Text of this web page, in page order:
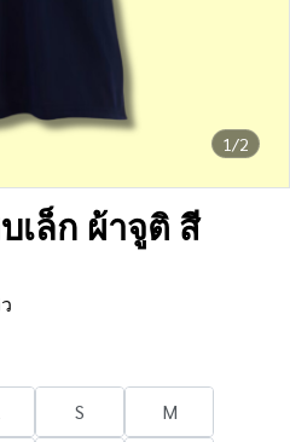
1/2
เล็ก ผ้าจูติ สี
S
M